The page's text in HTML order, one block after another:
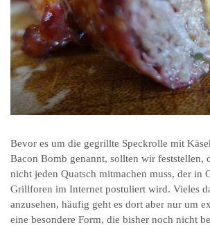
Bevor es um die gegrillte Speckrolle mit
Bacon Bomb genannt, sollten wir feststellen,
nicht jeden Quatsch mitmachen muss, der in
Grillforen im Internet postuliert wird. Vieles
anzusehen, häufig geht es dort aber nur um
eine besondere Form, die bisher noch nicht